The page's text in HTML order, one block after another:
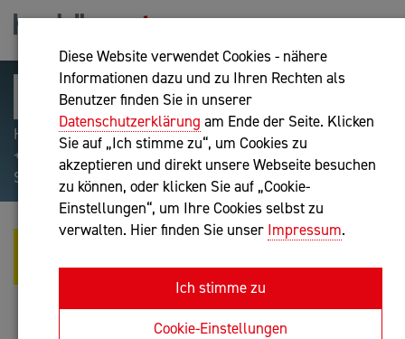
Diese Website verwendet Cookies - nähere
Informationen dazu und zu Ihren Rechten als
Benutzer finden Sie in unserer
Datenschutzerklärung am Ende der Seite. Klicken
Sie auf „Ich stimme zu“, um Cookies zu
akzeptieren und direkt unsere Webseite besuchen
zu können, oder klicken Sie auf „Cookie-
Einstellungen“, um Ihre Cookies selbst zu
verwalten. Hier finden Sie unser Impressum.
Ich stimme zu
Cookie-Einstellungen
Hilfreiche Suchparameter: Begriff einschließen:
+webshop, Begriff ausschließen: -webshop, Exakter
Suchbegriff: "internet of things"
ECC ECOCARE
WIRTSCHAFTSBERATUNG GMBH
Personalverrechner nach BibuG, Unternehmensberatung,
Buchhaltung nach BibuG